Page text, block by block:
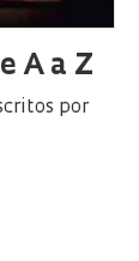
A a Z
por